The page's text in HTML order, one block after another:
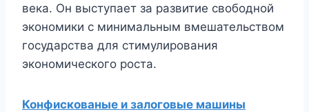
века. Он выступает за развитие свободной
экономики с минимальным вмешательством
государства для стимулирования
экономического роста.
Конфискованые и залоговые машины